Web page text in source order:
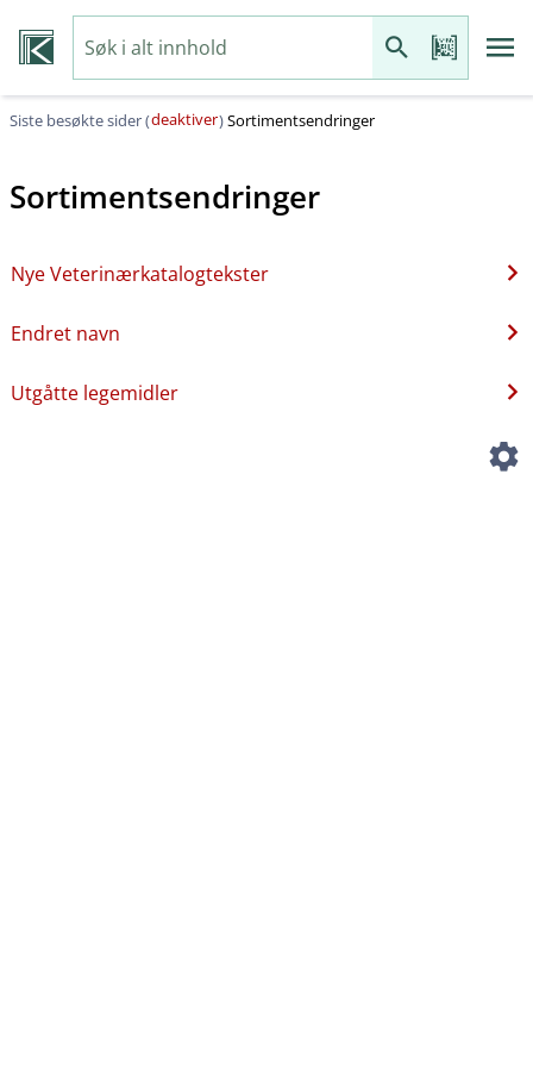
Siste besøkte sider (deaktiver)Sortimentsendringer
Sortimentsendringer
Nye Veterinærkatalogtekster
Endret navn
Utgåtte legemidler